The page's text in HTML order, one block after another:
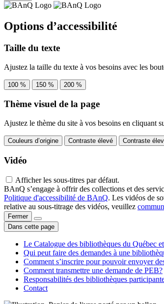
Options d’accessibilité
Taille du texte
Ajustez la taille du texte à vos besoins avec les
100 % 150 % 200 %
Thème visuel de la page
Ajustez le thème du site à vos besoins en cliquant
Couleurs d’origine Contraste élevé Contraste
Vidéo
Afficher les sous-titres par défaut.
BAnQ s’engage à offrir des collections et des
Politique d'accessibilité de BAnQ. Les vidéos de
relative au sous-titrage des vidéos, veuillez
Fermer
Dans cette page
Le Catalogue des bibliothèques du Québec
Qui peut faire des demandes à une
Comment s’inscrire pour pouvoir envoyer
Comment transmettre une demande de PEB?
Responsabilités des bibliothèques
Contact